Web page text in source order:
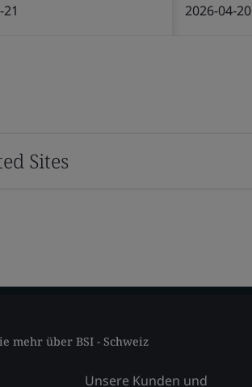
2026-04-20
Sites
mehr über BSI - Schweiz
Unsere Kunden und